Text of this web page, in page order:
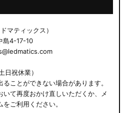
マティックス）
島4-17-10
祝休業）
ことができない場合があります。
て再度おかけ直しいただくか、メ
ご利用ください。